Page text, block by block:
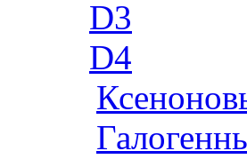
D3
D4